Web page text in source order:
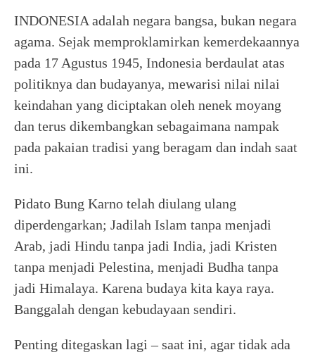
INDONESIA adalah negara bangsa, bukan negara
agama. Sejak memproklamirkan kemerdekaannya
pada 17 Agustus 1945, Indonesia berdaulat atas
politiknya dan budayanya, mewarisi nilai nilai
keindahan yang diciptakan oleh nenek moyang
dan terus dikembangkan sebagaimana nampak
pada pakaian tradisi yang beragam dan indah saat
ini.
Pidato Bung Karno telah diulang ulang
diperdengarkan; Jadilah Islam tanpa menjadi
Arab, jadi Hindu tanpa jadi India, jadi Kristen
tanpa menjadi Pelestina, menjadi Budha tanpa
jadi Himalaya. Karena budaya kita kaya raya.
Banggalah dengan kebudayaan sendiri.
Penting ditegaskan lagi – saat ini, agar tidak ada